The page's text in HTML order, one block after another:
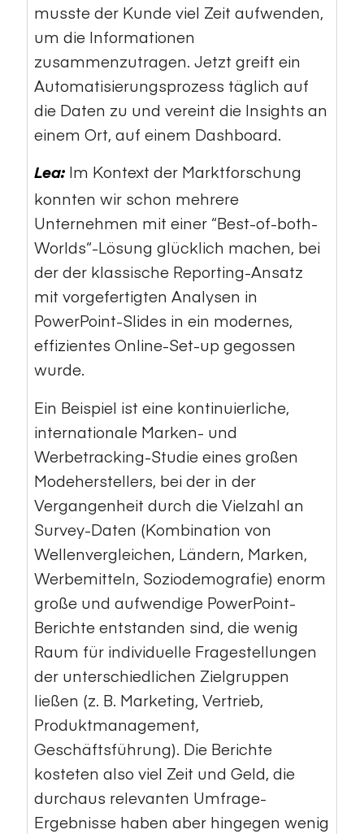
musste der Kunde viel Zeit aufwenden,
um die Informationen
zusammenzutragen. Jetzt greift ein
Automatisierungsprozess täglich auf
die Daten zu und vereint die Insights an
einem Ort, auf einem Dashboard.
Lea: Im Kontext der Marktforschung
konnten wir schon mehrere
Unternehmen mit einer “Best-of-both-
Worlds“-Lösung glücklich machen, bei
der der klassische Reporting-Ansatz
mit vorgefertigten Analysen in
PowerPoint-Slides in ein modernes,
effizientes Online-Set-up gegossen
wurde.
Ein Beispiel ist eine kontinuierliche,
internationale Marken- und
Werbetracking-Studie eines großen
Modeherstellers, bei der in der
Vergangenheit durch die Vielzahl an
Survey-Daten (Kombination von
Wellenvergleichen, Ländern, Marken,
Werbemitteln, Soziodemografie) enorm
große und aufwendige PowerPoint-
Berichte entstanden sind, die wenig
Raum für individuelle Fragestellungen
der unterschiedlichen Zielgruppen
ließen (z. B. Marketing, Vertrieb,
Produktmanagement,
Geschäftsführung). Die Berichte
kosteten also viel Zeit und Geld, die
durchaus relevanten Umfrage-
Ergebnisse haben aber hingegen wenig